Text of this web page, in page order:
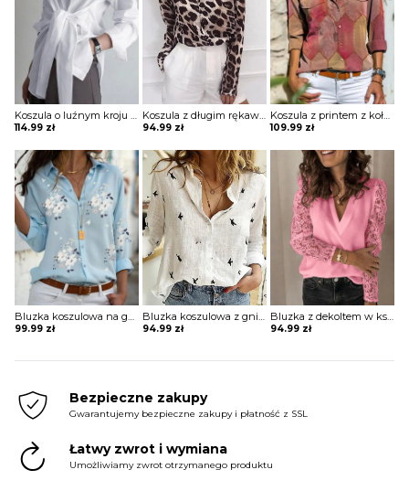
Koszula o luźnym kroju z wiązaniem w pasie
114.99 zł
Koszula z długim rękawem z printem
94.99 zł
Koszula z printem z kołnierzykiem i kieszeniami
109.99 zł
99.99 zł 94.99 zł
Bluzka z dekoltem w kształcie litery V z koronkowymi rękawami
94.99 zł
Bezpieczne zakupy
Gwarantujemy bezpieczne zakupy i płatność z SSL
Łatwy zwrot i wymiana
Umożliwiamy zwrot otrzymanego produktu